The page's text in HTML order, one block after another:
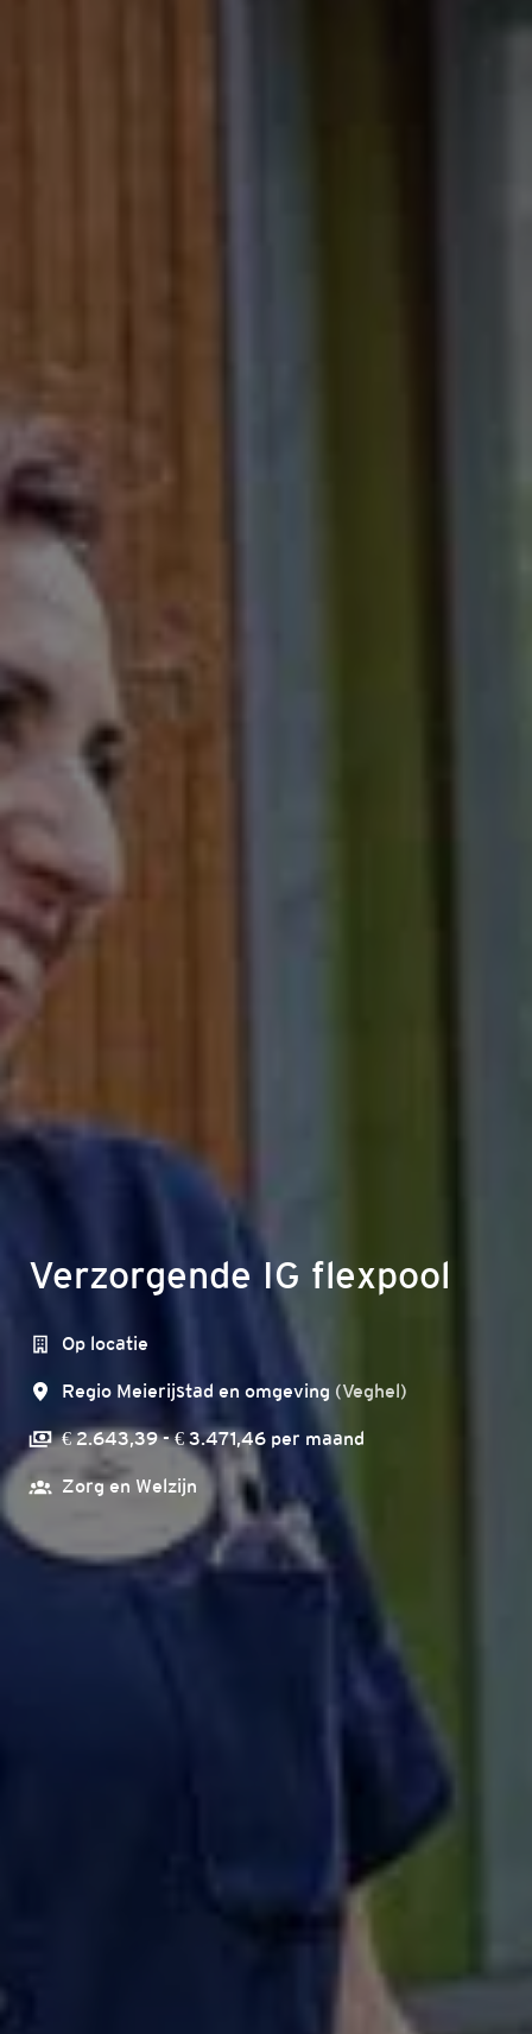
Verzorgende IG flexpool
Op locatie
Regio Meierijstad en omgeving (Veghel)
€ 2.643,39 - € 3.471,46 per maand
Zorg en Welzijn